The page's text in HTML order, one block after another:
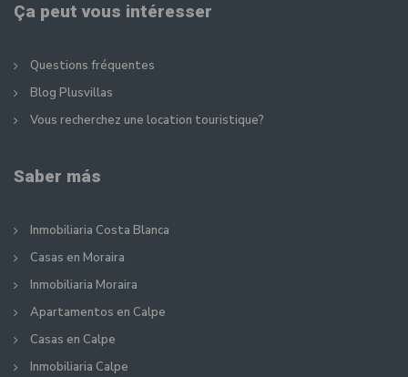
Ça peut vous intéresser
Questions fréquentes
Blog Plusvillas
Vous recherchez une location touristique?
Saber más
Inmobiliaria Costa Blanca
Casas en Moraira
Inmobiliaria Moraira
Apartamentos en Calpe
Casas en Calpe
Inmobiliaria Calpe